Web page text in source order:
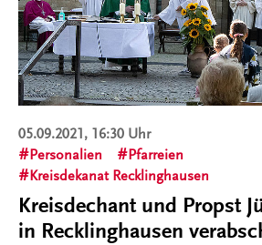
05.09.2021, 16:30 Uhr
Personalien
Pfarreien
Kreisdekanat Recklinghausen
Kreisdechant und Propst
in Recklinghausen